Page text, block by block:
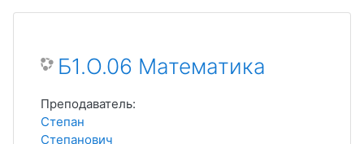
Б1.О.06 Математика
Преподаватель:
Степан
Степанович